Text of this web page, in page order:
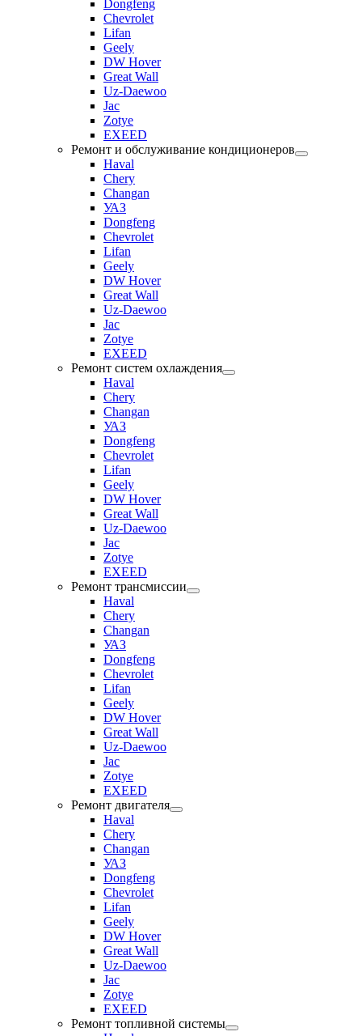
Dongfeng
Chevrolet
Lifan
Geely
DW Hover
Great Wall
Uz-Daewoo
Jac
Zotye
EXEED
Ремонт и обслуживание кондиционеров
Haval
Chery
Changan
УАЗ
Dongfeng
Chevrolet
Lifan
Geely
DW Hover
Great Wall
Uz-Daewoo
Jac
Zotye
EXEED
Ремонт систем охлаждения
Haval
Chery
Changan
УАЗ
Dongfeng
Chevrolet
Lifan
Geely
DW Hover
Great Wall
Uz-Daewoo
Jac
Zotye
EXEED
Ремонт трансмиссии
Haval
Chery
Changan
УАЗ
Dongfeng
Chevrolet
Lifan
Geely
DW Hover
Great Wall
Uz-Daewoo
Jac
Zotye
EXEED
Ремонт двигателя
Haval
Chery
Changan
УАЗ
Dongfeng
Chevrolet
Lifan
Geely
DW Hover
Great Wall
Uz-Daewoo
Jac
Zotye
EXEED
Ремонт топливной системы